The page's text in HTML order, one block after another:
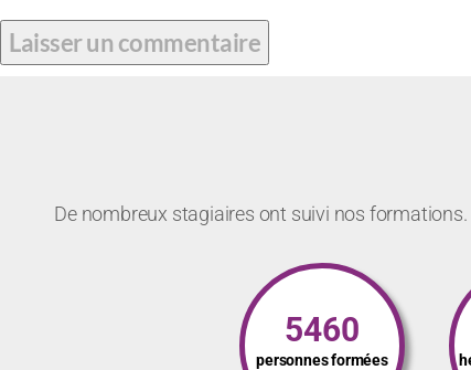
De nombreux stagiaires ont suivi nos
5460
personnes formées